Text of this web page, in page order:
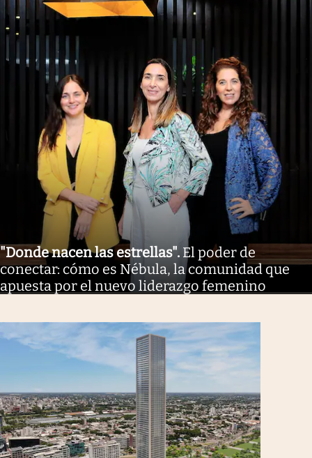
"Donde nacen las estrellas". El poder de
conectar: cómo es Nébula, la comunidad que
apuesta por el nuevo liderazgo femenino